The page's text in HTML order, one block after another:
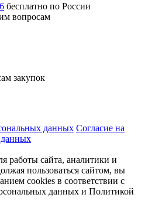
бесплатно по России
вопросам
закупок
данных Согласие на
данных
работы сайта, аналитики и
пользоваться сайтом, вы
cookies в соответствии с
данных и Политикой